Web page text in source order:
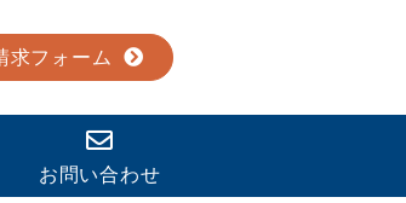
求フォーム
お問い合わせ